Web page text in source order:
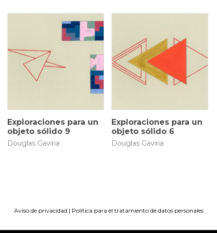
25 × 35 cm
Exploraciones para un
objeto sólido 9
Douglas Gaviria
25 × 35 cm
$1.000.000
Exploraciones para un
objeto sólido 6
Douglas Gaviria
Aviso de privacidad | Política para el tratamiento de datos personales